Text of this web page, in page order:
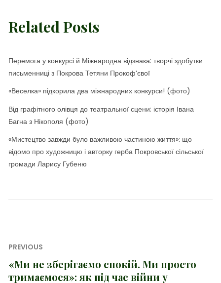
Related Posts
Перемога у конкурсі й Міжнародна відзнака: творчі здобутки
письменниці з Покрова Тетяни Прокоф’євої
«Веселка» підкорила два міжнародних конкурси! (фото)
Від графітного олівця до театральної сцени: історія Івана
Багна з Нікополя (фото)
«Мистецтво завжди було важливою частиною життя»: що
відомо про художницю і авторку герба Покровської сільської
громади Ларису Губеню
Навігація
записів
PREVIOUS
Previous
post:
«Ми не зберігаємо спокій. Ми просто
тримаємося»: як під час війни у